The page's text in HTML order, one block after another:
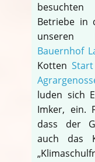
besuchten
Betriebe in
unseren
Bauernhof
Kotten
luden sich
Imker, ein.
dass der
auch das